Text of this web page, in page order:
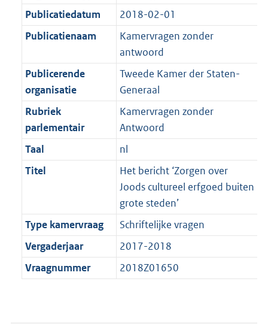
t
a
t
K
b
2
K
b
Publicatiedatum
2018-02-01
Publicatienaam
Kamervragen zonder
antwoord
Publicerende
organisatie
Tweede Kamer der Staten-
Generaal
Rubriek
parlementair
Kamervragen zonder
Antwoord
Taal
nl
Titel
Het bericht ‘Zorgen over
Joods cultureel erfgoed buiten
grote steden’
Type kamervraag
Schriftelijke vragen
Vergaderjaar
2017-2018
Vraagnummer
2018Z01650